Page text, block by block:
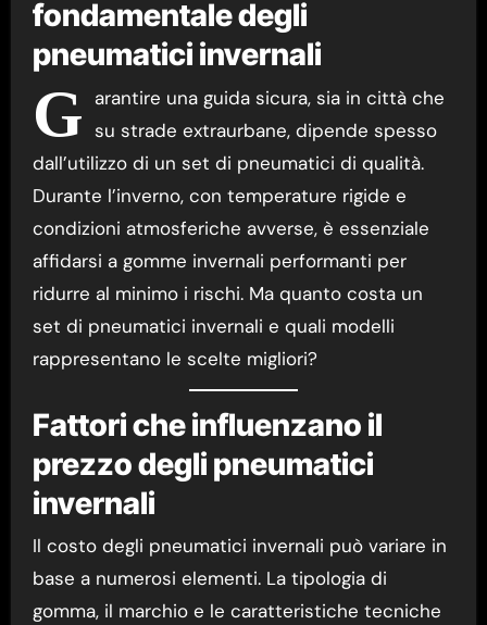
fondamentale degli
pneumatici invernali
G arantire una guida sicura, sia in città che
su strade extraurbane, dipende spesso
dall’utilizzo di un set di pneumatici di qualità.
Durante l’inverno, con temperature rigide e
condizioni atmosferiche avverse, è essenziale
affidarsi a gomme invernali performanti per
ridurre al minimo i rischi. Ma quanto costa un
set di pneumatici invernali e quali modelli
rappresentano le scelte migliori?
Fattori che influenzano il
prezzo degli pneumatici
invernali
Il costo degli pneumatici invernali può variare in
base a numerosi elementi. La tipologia di
gomma, il marchio e le caratteristiche tecniche